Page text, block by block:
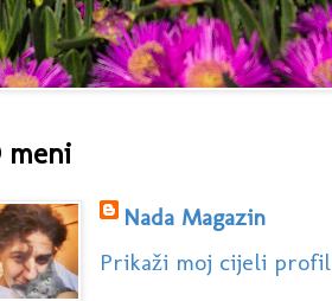
meni
Nada Magazin
Prikaži moj cijeli profil